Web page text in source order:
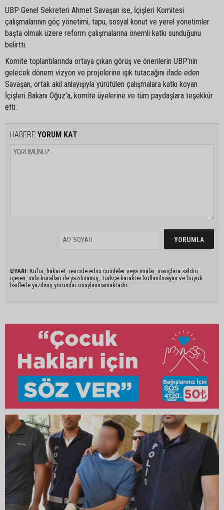
UBP Genel Sekreteri Ahmet Savaşan ise, İçişleri Komitesi
çalışmalarının göç yönetimi, tapu, sosyal konut ve yerel yönetimler
başta olmak üzere reform çalışmalarına önemli katkı sunduğunu
belirtti.
Komite toplantılarında ortaya çıkan görüş ve önerilerin UBP’nin
gelecek dönem vizyon ve projelerine ışık tutacağını ifade eden
Savaşan, ortak akıl anlayışıyla yürütülen çalışmalara katkı koyan
İçişleri Bakanı Oğuz’a, komite üyelerine ve tüm paydaşlara teşekkür
etti.
HABERE YORUM KAT
UYARI: Küfür, hakaret, rencide edici cümleler veya imalar, inançlara saldırı
içeren, imla kuralları ile yazılmamış, Türkçe karakter kullanılmayan ve büyük
harflerle yazılmış yorumlar onaylanmamaktadır.